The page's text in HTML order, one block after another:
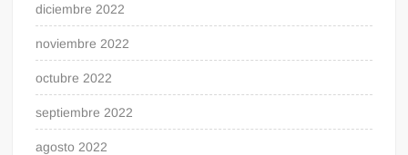
diciembre 2022
noviembre 2022
octubre 2022
septiembre 2022
agosto 2022